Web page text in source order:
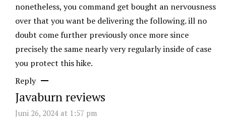
nonetheless, you command get bought an nervousness
over that you want be delivering the following. ill no
doubt come further previously once more since
precisely the same nearly very regularly inside of case
you protect this hike.
Reply
Javaburn reviews
Juni 26, 2024 at 1:57 pm